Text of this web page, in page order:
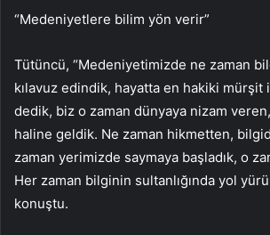
“Medeniyetlere bilim yön verir”
Tütüncü, “Medeniyetimizde ne zaman
kılavuz edindik, hayatta en hakiki
dedik, biz o zaman dünyaya nizam
haline geldik. Ne zaman hikmetten,
zaman yerimizde saymaya başladık, o
Her zaman bilginin sultanlığında yol
konuştu.